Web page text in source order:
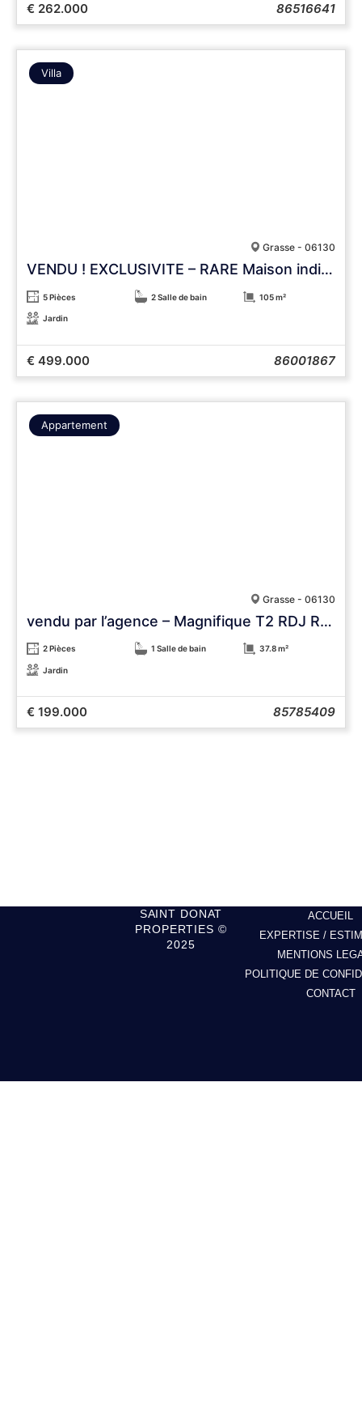
€ 262.000 86516641
Villa
Grasse - 06130
VENDU ! EXCLUSIVITE – RARE Maison individuelle T5 neuve avec jardin. 3 stationnements FRAIS NOTAIRES REDUITS
5 Pièces 2 Salle de bain 105 m²
Jardin
€ 499.000 86001867
Appartement
Grasse - 06130
vendu par l’agence – Magnifique T2 RDJ Renové avec Jardin – RARE !!!
2 Pièces 1 Salle de bain 37.8 m²
Jardin
€ 199.000 85785409
SAINT DONAT
PROPERTIES ©
2025
ACCUEIL
EXPERTISE /
MENTIONS
POLITIQUE DE
CONTACT